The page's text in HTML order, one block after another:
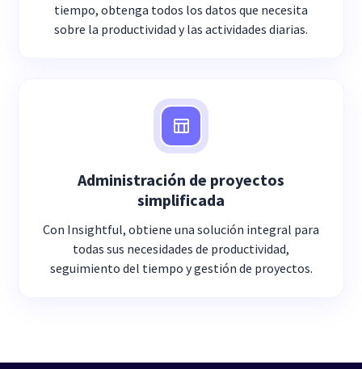
tiempo, obtenga todos los datos que necesita
sobre la productividad y las actividades diarias.
Administración de proyectos
simplificada
Con Insightful, obtiene una solución integral para
todas sus necesidades de productividad,
seguimiento del tiempo y gestión de proyectos.